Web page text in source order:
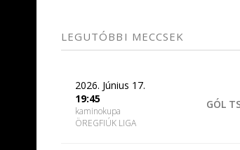
LEGUTÓBBI MECCSEK
2026. Június 17.
19:45
kaminokupa
ÖREGFIÚK LIGA
GÓL